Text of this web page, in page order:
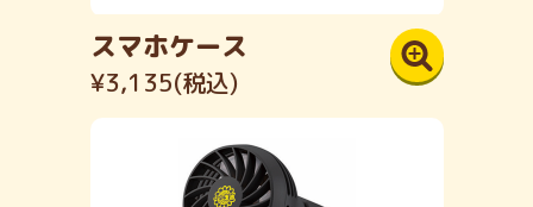
スマホケース
¥3,135(税込)